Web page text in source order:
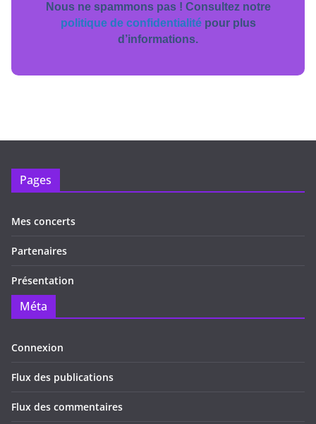
Nous ne spammons pas ! Consultez notre
politique de confidentialitépour plus
d’informations.
Pages
Mes concerts
Partenaires
Présentation
Méta
Connexion
Flux des publications
Flux des commentaires